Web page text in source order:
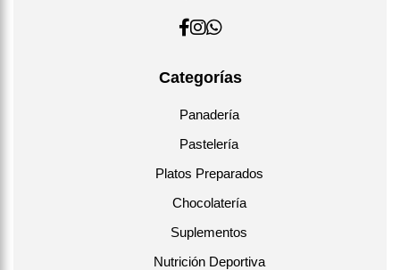
Categorías
Panadería
Pastelería
Platos Preparados
Chocolatería
Suplementos
Nutrición Deportiva